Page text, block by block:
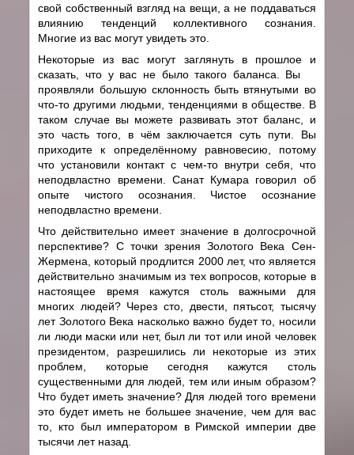
свой собственный взгляд на вещи, а не поддаваться
влиянию тенденций коллективного сознания.
Многие из вас могут увидеть это.
Некоторые из вас могут заглянуть в прошлое и
сказать, что у вас не было такого баланса. Вы
проявляли большую склонность быть втянутыми во
что-то другими людьми, тенденциями в обществе. В
таком случае вы можете развивать этот баланс, и
это часть того, в чём заключается суть пути. Вы
приходите к определённому равновесию, потому
что установили контакт с чем-то внутри себя, что
неподвластно времени. Санат Кумара говорил об
опыте чистого осознания. Чистое осознание
неподвластно времени.
Что действительно имеет значение в долгосрочной
перспективе? С точки зрения Золотого Века Сен-
Жермена, который продлится 2000 лет, что является
действительно значимым из тех вопросов, которые в
настоящее время кажутся столь важными для
многих людей? Через сто, двести, пятьсот, тысячу
лет Золотого Века насколько важно будет то, носили
ли люди маски или нет, был ли тот или иной человек
президентом, разрешились ли некоторые из этих
проблем, которые сегодня кажутся столь
существенными для людей, тем или иным образом?
Что будет иметь значение? Для людей того времени
это будет иметь не большее значение, чем для вас
то, кто был императором в Римской империи две
тысячи лет назад.